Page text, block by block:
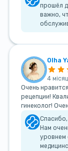
прошёл
важно,
Olha
4
Очень
рецепции!
гинеколог!
Нам
уровнем